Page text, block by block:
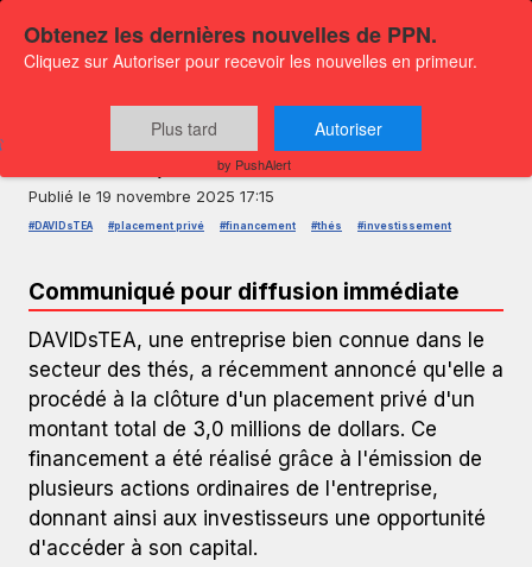
DAVIDsTEA Clôture un Placement
Privé de 3,0 M$
Publié le 19 novembre 2025 17:15
#DAVIDsTEA #placement privé #financement #thés #investissement
Communiqué pour diffusion immédiate
DAVIDsTEA, une entreprise bien connue dans le
secteur des thés, a récemment annoncé qu'elle a
procédé à la clôture d'un placement privé d'un
montant total de 3,0 millions de dollars. Ce
financement a été réalisé grâce à l'émission de
plusieurs actions ordinaires de l'entreprise,
donnant ainsi aux investisseurs une opportunité
d'accéder à son capital.
Obtenez les dernières nouvelles de PPN.
Cliquez sur Autoriser pour recevoir les nouvelles en primeur.
Plus tard Autoriser
by PushAlert